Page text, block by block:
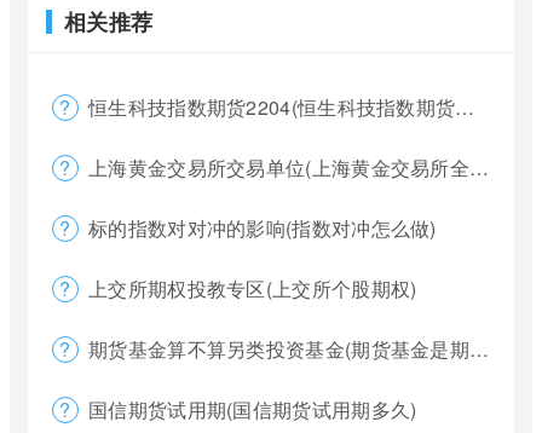
相关推荐
恒生科技指数期货2204(恒生科技指数期货夜盘)
上海黄金交易所交易单位(上海黄金交易所全称)
标的指数对对冲的影响(指数对冲怎么做)
上交所期权投教专区(上交所个股期权)
期货基金算不算另类投资基金(期货基金是期货还是基金)
国信期货试用期(国信期货试用期多久)